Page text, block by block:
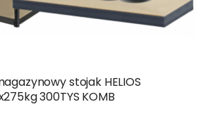
stojak HELIOS
300TYS KOMB